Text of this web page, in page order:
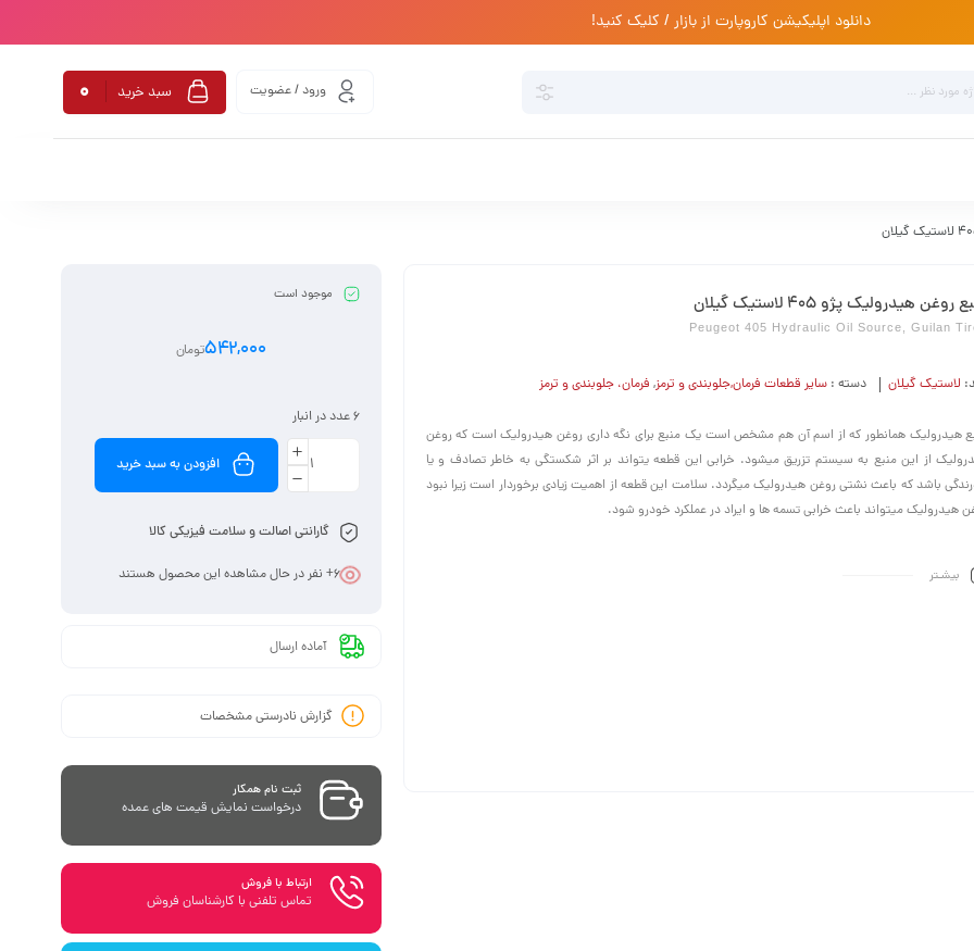
دانلود اپلیکیشن کاروپارت از بازار / کلیک کنید!
ورود / عضویت سبد خرید 0
روغن هیدرولیک پژو 405 لاستیک گیلان
Peugeot 405 Hydraulic Oil Source, Guilan
لاستیک گیلان دسته : سایر قطعات فرمان,جلوبندی و ترمز, فرمان،‌ جلوبندی و ترمز
هیدرولیک همانطور که از اسم آن هم مشخص است یک منبع برای نگه داری روغن هیدرولیک است که روغن
از این منبع به سیستم تزریق میشود. خرابی این قطعه یتواند بر اثر شکستگی به خاطر تصادف و یا
باشد که باعث نشتی روغن هیدرولیک میگردد. سلامت این قطعه از اهمیت زیادی برخوردار است زیرا نبود
هیدرولیک میتواند باعث خرابی تسمه ها و ایراد در عملکرد خودرو شود.
بیشـتر
موجود است
542,000تومان
6 عدد در انبار
افزودن به سبد خرید
گارانتی اصالت و سلامت فیزیکی کالا
6+ نفر در حال مشاهده این محصول هستند
آماده ارسال
گزارش نادرستی مشخصات
ثبت نام همکار
درخواست نمایش قیمت های عمده
ارتباط با فروش
تماس تلفنی با کارشناسان فروش